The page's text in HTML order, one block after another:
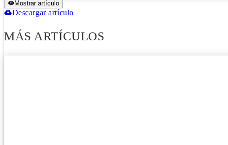
Mostrar artículo
Descargar artículo
MÁS ARTÍCULOS